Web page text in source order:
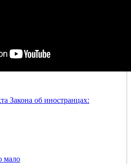
Закона об иностранцах:
мало